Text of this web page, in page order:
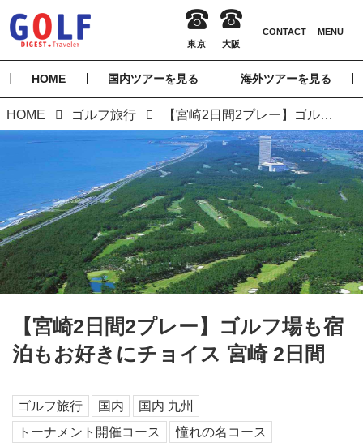
HOME 国内ツアーを見る 海外ツアーを見る
HOME ゴルフ旅行 【宮崎2日間2プレー】ゴルフ場も宿泊もお好きにチョイス 宮崎 2日間
【宮崎2日間2プレー】ゴルフ場も宿
泊もお好きにチョイス 宮崎 2日間
ゴルフ旅行 国内
国内 九州
トーナメント開催コース
憧れの名コース